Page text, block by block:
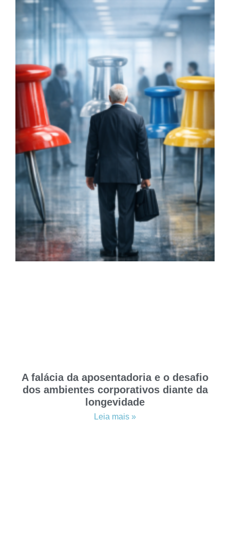
A falácia da aposentadoria e o desafio
dos ambientes corporativos diante da
longevidade
Leia mais »